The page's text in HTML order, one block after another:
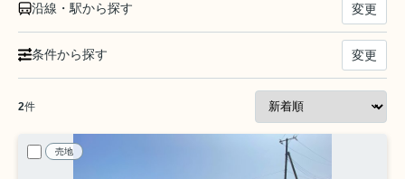
沿線・駅から探す 変更
条件から探す 変更
2件
売地